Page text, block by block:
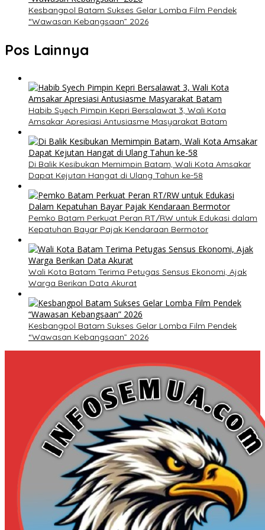
Kesbangpol Batam Sukses Gelar Lomba Film Pendek
“Wawasan Kebangsaan” 2026
Pos Lainnya
Habib Syech Pimpin Kepri Bersalawat 3, Wali Kota
Amsakar Apresiasi Antusiasme Masyarakat Batam
Di Balik Kesibukan Memimpin Batam, Wali Kota Amsakar
Dapat Kejutan Hangat di Ulang Tahun ke-58
Pemko Batam Perkuat Peran RT/RW untuk Edukasi dalam
Kepatuhan Bayar Pajak Kendaraan Bermotor
Wali Kota Batam Terima Petugas Sensus Ekonomi, Ajak
Warga Berikan Data Akurat
Kesbangpol Batam Sukses Gelar Lomba Film Pendek
“Wawasan Kebangsaan” 2026